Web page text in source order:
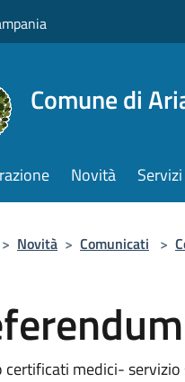
Comune di
Novità Servizi
> Novità > Comunicati >
certificati medici-